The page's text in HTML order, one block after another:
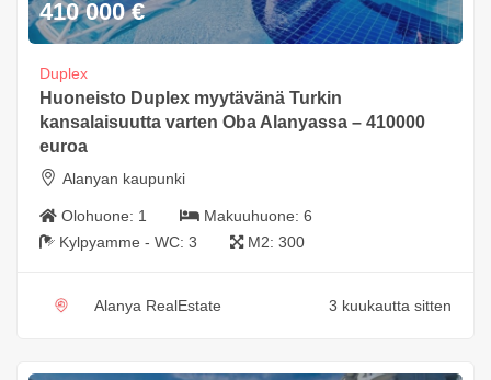
410 000 €
Duplex
Huoneisto Duplex myytävänä Turkin
kansalaisuutta varten Oba Alanyassa – 410000
euroa
Alanyan kaupunki
Olohuone: 1 Makuuhuone: 6
Kylpyamme - WC: 3 M2: 300
Alanya RealEstate 3 kuukautta sitten